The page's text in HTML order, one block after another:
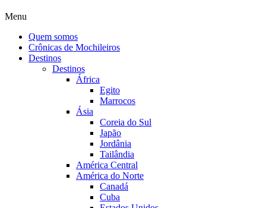
Menu
Quem somos
Crônicas de Mochileiros
Destinos
Destinos
África
Egito
Marrocos
Ásia
Coreia do Sul
Japão
Jordânia
Tailândia
América Central
América do Norte
Canadá
Cuba